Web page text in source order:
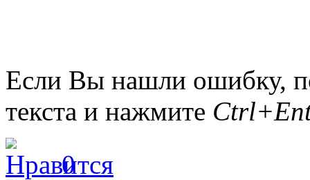
Если Вы нашли ошибку,
текста и нажмите
0